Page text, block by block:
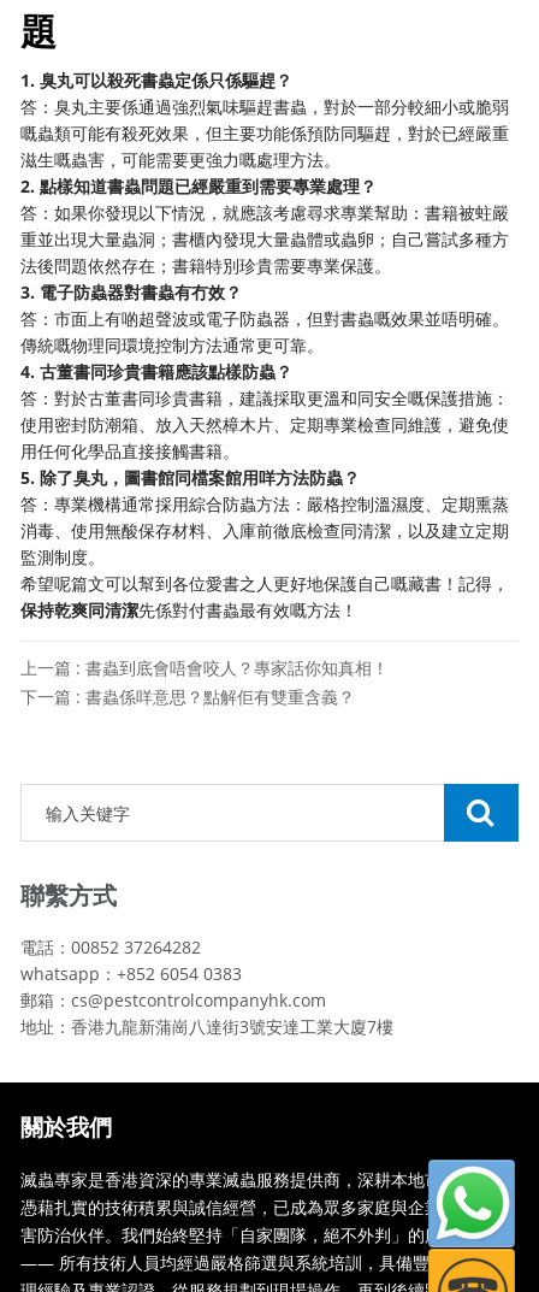
題
1. 臭丸可以殺死書蟲定係只係驅趕？
答：臭丸主要係通過強烈氣味驅趕書蟲，對於一部分較細小或脆弱
嘅蟲類可能有殺死效果，但主要功能係預防同驅趕，對於已經嚴重
滋生嘅蟲害，可能需要更強力嘅處理方法。
2. 點樣知道書蟲問題已經嚴重到需要專業處理？
答：如果你發現以下情況，就應該考慮尋求專業幫助：書籍被蛀嚴
重並出現大量蟲洞；書櫃內發現大量蟲體或蟲卵；自己嘗試多種方
法後問題依然存在；書籍特別珍貴需要專業保護。
3. 電子防蟲器對書蟲有冇效？
答：市面上有啲超聲波或電子防蟲器，但對書蟲嘅效果並唔明確。
傳統嘅物理同環境控制方法通常更可靠。
4. 古董書同珍貴書籍應該點樣防蟲？
答：對於古董書同珍貴書籍，建議採取更溫和同安全嘅保護措施：
使用密封防潮箱、放入天然樟木片、定期專業檢查同維護，避免使
用任何化學品直接接觸書籍。
5. 除了臭丸，圖書館同檔案館用咩方法防蟲？
答：專業機構通常採用綜合防蟲方法：嚴格控制溫濕度、定期熏蒸
消毒、使用無酸保存材料、入庫前徹底檢查同清潔，以及建立定期
監測制度。
希望呢篇文可以幫到各位愛書之人更好地保護自己嘅藏書！記得，
保持乾爽同清潔先係對付書蟲最有效嘅方法！
上一篇 : 書蟲到底會唔會咬人？專家話你知真相！
下一篇 : 書蟲係咩意思？點解佢有雙重含義？
聯繫方式
電話：00852 37264282
whatsapp：+852 6054 0383
郵箱：cs@pestcontrolcompanyhk.com
地址：香港九龍新蒲崗八達街3號安達工業大廈7樓
關於我們
滅蟲專家是香港資深的專業滅蟲服務提供商，深耕本地市場多年，
憑藉扎實的技術積累與誠信經營，已成為眾多家庭與企業信賴的蟲
害防治伙伴。我們始終堅持「自家團隊，絕不外判」的服務承諾
—— 所有技術人員均經過嚴格篩選與系統培訓，具備豐富的現場處